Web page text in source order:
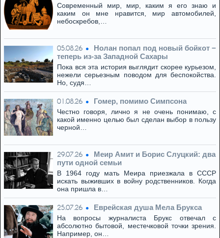
Современный мир, мир, каким я его знаю и
каким он мне нравится, мир автомобилей,
небоскребов,…
05.08.26
Нолан попал под новый бойкот −
теперь из‑за Западной Сахары
Пока вся эта история выглядит скорее курьезом,
нежели серьезным поводом для беспокойства.
Но, судя…
01.08.26 Гомер, помимо Симпсона
Честно говоря, лично я не очень понимаю, с
какой именно целью был сделан выбор в пользу
черной…
29.07.26
Меир Амит и Борис Слуцкий: два
пути одной семьи
В 1964 году мать Меира приезжала в СССР
искать выживших в войну родственников. Когда
она пришла в…
25.07.26 Eвpeйская душа Мела Брукса
На вопросы журналиста Брукс отвечал с
абсолютно бытовой, местечковой точки зрения.
Например, он…